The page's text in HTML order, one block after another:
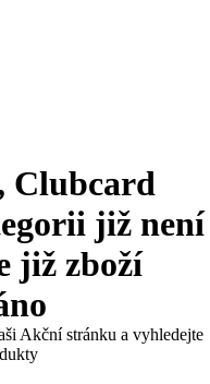
Clubcard
již není
již zboží
Akční stránku a vyhledejte